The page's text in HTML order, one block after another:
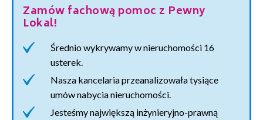
Zamów fachową pomoc z Pewny
Lokal!
Średnio wykrywamy w nieruchomości 16
usterek.
Nasza kancelaria przeanalizowała tysiące
umów nabycia nieruchomości.
Jesteśmy największą inżynieryjno-prawną